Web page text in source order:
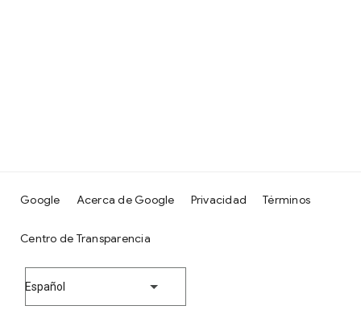
Google Acerca de Google Privacidad Términos
Centro de Transparencia
Español